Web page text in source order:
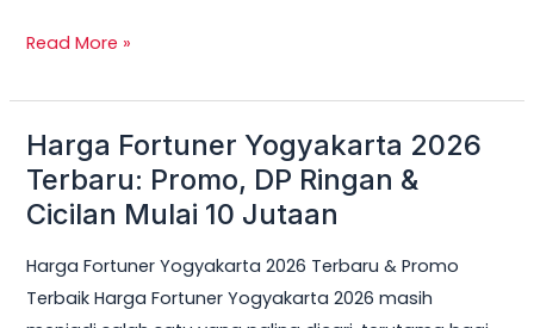
Read More »
Harga Fortuner Yogyakarta 2026
Terbaru: Promo, DP Ringan &
Cicilan Mulai 10 Jutaan
Harga Fortuner Yogyakarta 2026 Terbaru & Promo
Terbaik Harga Fortuner Yogyakarta 2026 masih
Harga
Fortuner
Yogyakarta
Terbaru:
Promo,